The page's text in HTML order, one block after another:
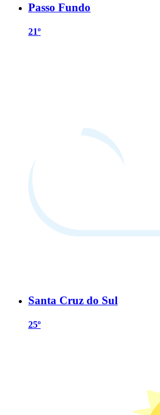
Passo Fundo
21º
Santa Cruz do Sul
25º